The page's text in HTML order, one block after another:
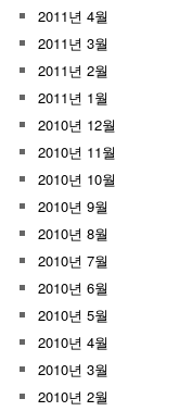
2011년 4월
2011년 3월
2011년 2월
2011년 1월
2010년 12월
2010년 11월
2010년 10월
2010년 9월
2010년 8월
2010년 7월
2010년 6월
2010년 5월
2010년 4월
2010년 3월
2010년 2월